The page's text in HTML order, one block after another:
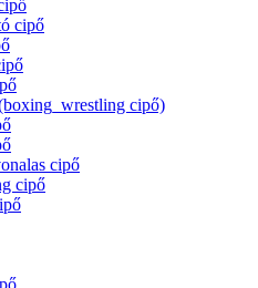
cipő
cipő)
cipő
cipő